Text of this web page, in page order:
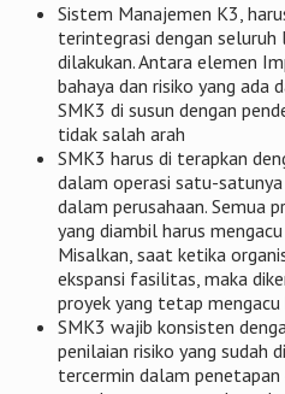
Sistem Manajemen K3,
terintegrasi dengan seluruh
dilakukan. Antara elemen
bahaya dan risiko yang ada
SMK3 di susun dengan
tidak salah arah
SMK3 harus di terapkan
dalam operasi satu-
dalam perusahaan. Semua
yang diambil harus
Misalkan, saat ketika
ekspansi fasilitas, maka
proyek yang tetap mengacu
SMK3 wajib konsisten
penilaian risiko yang sudah
tercermin dalam